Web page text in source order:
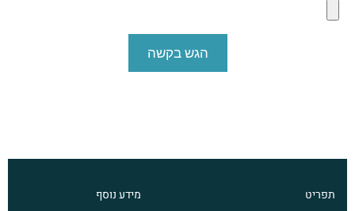
הגש בקשה
תפריט מידע נוסף